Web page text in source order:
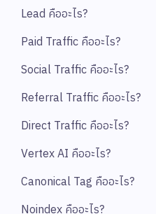
Lead คืออะไร?
Paid Traffic คืออะไร?
Social Traffic คืออะไร?
Referral Traffic คืออะไร?
Direct Traffic คืออะไร?
Vertex AI คืออะไร?
Canonical Tag คืออะไร?
Noindex คืออะไร?